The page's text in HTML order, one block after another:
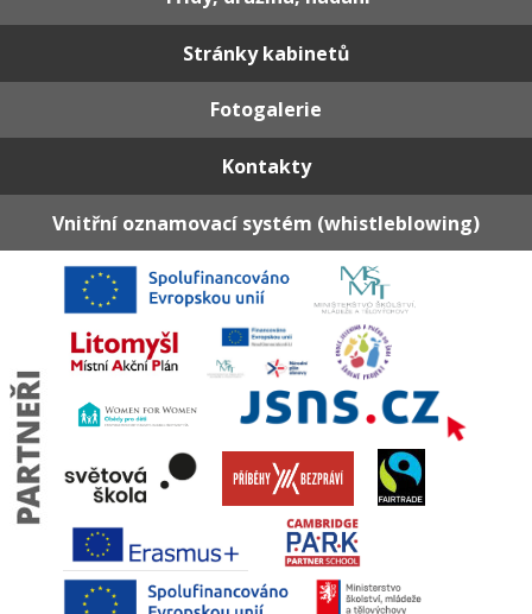
Stránky kabinetů
Fotogalerie
Kontakty
Vnitřní oznamovací systém (whistleblowing)